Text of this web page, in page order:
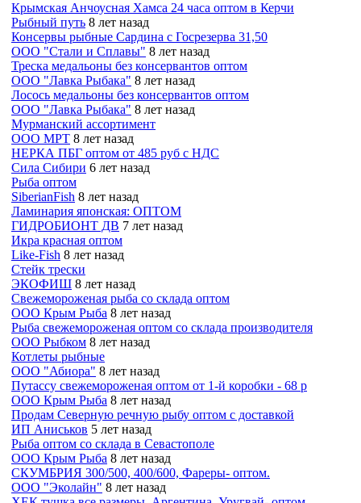
Крымская Анчоусная Хамса 24 часа оптом в Керчи
Рыбный путь 8 лет назад
Консервы рыбные Сардина с Госрезерва 31,50
ООО "Стали и Сплавы" 8 лет назад
Треска медальоны без консервантов оптом
ООО "Лавка Рыбака" 8 лет назад
Лосось медальоны без консервантов оптом
ООО "Лавка Рыбака" 8 лет назад
Мурманский ассортимент
ООО МРТ 8 лет назад
НЕРКА ПБГ оптом от 485 руб с НДС
Сила Сибири 6 лет назад
Рыба оптом
SiberianFish 8 лет назад
Ламинария японская: ОПТОМ
ГИДРОБИОНТ ДВ 7 лет назад
Икра красная оптом
Like-Fish 8 лет назад
Стейк трески
ЭКОФИШ 8 лет назад
Свежемороженая рыба со склада оптом
ООО Крым Рыба 8 лет назад
Рыба свежемороженая оптом со склада производителя
ООО Рыбком 8 лет назад
Котлеты рыбные
ООО "Абиора" 8 лет назад
Путассу свежемороженая оптом от 1-й коробки - 68 р
ООО Крым Рыба 8 лет назад
Продам Северную речную рыбу оптом с доставкой
ИП Аниськов 5 лет назад
Рыба оптом со склада в Севастополе
ООО Крым Рыба 8 лет назад
СКУМБРИЯ 300/500, 400/600, Фареры- оптом.
ООО "Эколайн" 8 лет назад